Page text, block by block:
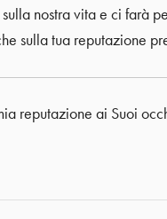
nostra vita e ci farà
sulla tua reputazione
reputazione ai Suoi